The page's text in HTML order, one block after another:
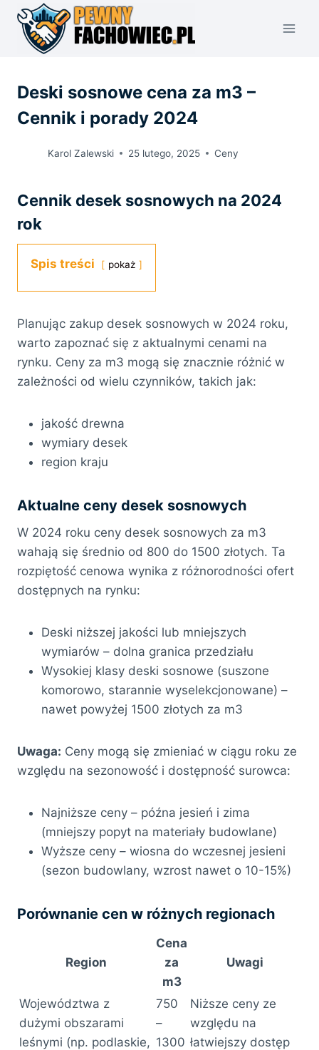
Przejdź
treści
Deski sosnowe cena za m3 –
Cennik i porady 2024
Karol Zalewski 25 lutego, 2025 Ceny
Cennik desek sosnowych na 2024
rok
Spis treści pokaż
Planując zakup desek sosnowych w 2024 roku,
warto zapoznać się z aktualnymi cenami na
rynku. Ceny za m3 mogą się znacznie różnić w
zależności od wielu czynników, takich jak:
jakość drewna
wymiary desek
region kraju
Aktualne ceny desek sosnowych
W 2024 roku ceny desek sosnowych za m3
wahają się średnio od 800 do 1500 złotych. Ta
rozpiętość cenowa wynika z różnorodności ofert
dostępnych na rynku:
Deski niższej jakości lub mniejszych
wymiarów – dolna granica przedziału
Wysokiej klasy deski sosnowe (suszone
komorowo, starannie wyselekcjonowane) –
nawet powyżej 1500 złotych za m3
Uwaga: Ceny mogą się zmieniać w ciągu roku ze
względu na sezonowość i dostępność surowca:
Najniższe ceny – późna jesień i zima
(mniejszy popyt na materiały budowlane)
Wyższe ceny – wiosna do wczesnej jesieni
(sezon budowlany, wzrost nawet o 10-15%)
Porównanie cen w różnych regionach
Region
Cena
za
m3
Uwagi
Województwa z
dużymi obszarami
leśnymi (np. podlaskie,
750
–
1300
Niższe ceny ze
względu na
łatwiejszy dostęp